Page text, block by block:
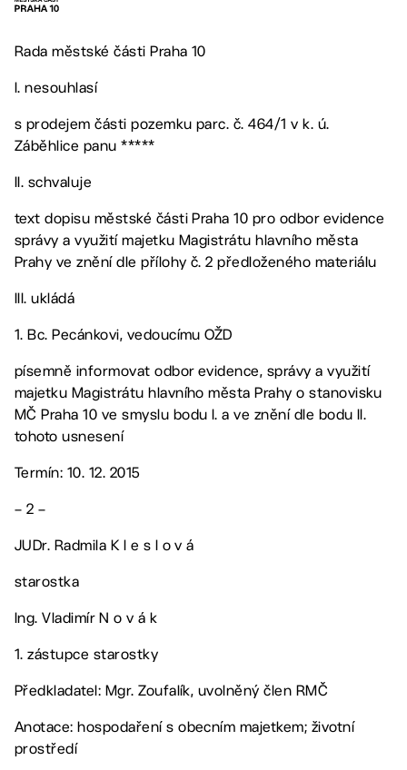
Rada městské části Praha 10
I. nesouhlasí
s prodejem části pozemku parc. č. 464/1 v k. ú.
Záběhlice panu *****
II. schvaluje
text dopisu městské části Praha 10 pro odbor evidence
správy a využití majetku Magistrátu hlavního města
Prahy ve znění dle přílohy č. 2 předloženého materiálu
III. ukládá
1. Bc. Pecánkovi, vedoucímu OŽD
písemně informovat odbor evidence, správy a využití
majetku Magistrátu hlavního města Prahy o stanovisku
MČ Praha 10 ve smyslu bodu I. a ve znění dle bodu II.
tohoto usnesení
Termín: 10. 12. 2015
– 2 –
JUDr. Radmila K l e s l o v á
starostka
Ing. Vladimír N o v á k
1. zástupce starostky
Předkladatel: Mgr. Zoufalík, uvolněný člen RMČ
Anotace: hospodaření s obecním majetkem; životní
prostředí